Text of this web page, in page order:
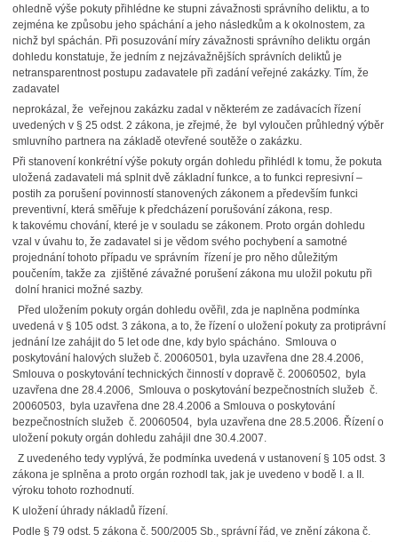
ohledně výše pokuty přihlédne ke stupni závažnosti správního deliktu, a to
zejména ke způsobu jeho spáchání a jeho následkům a k okolnostem, za
nichž byl spáchán. Při posuzování míry závažnosti správního deliktu orgán
dohledu konstatuje, že jedním z nejzávažnějších správních deliktů je
netransparentnost postupu zadavatele při zadání veřejné zakázky. Tím, že
zadavatel
neprokázal, že veřejnou zakázku zadal v některém ze zadávacích řízení
uvedených v § 25 odst. 2 zákona, je zřejmé, že byl vyloučen průhledný výběr
smluvního partnera na základě otevřené soutěže o zakázku.
Při stanovení konkrétní výše pokuty orgán dohledu přihlédl k tomu, že pokuta
uložená zadavateli má splnit dvě základní funkce, a to funkci represivní –
postih za porušení povinností stanovených zákonem a především funkci
preventivní, která směřuje k předcházení porušování zákona, resp.
k takovému chování, které je v souladu se zákonem. Proto orgán dohledu
vzal v úvahu to, že zadavatel si je vědom svého pochybení a samotné
projednání tohoto případu ve správním řízení je pro něho důležitým
poučením, takže za zjištěné závažné porušení zákona mu uložil pokutu při
dolní hranici možné sazby.
Před uložením pokuty orgán dohledu ověřil, zda je naplněna podmínka
uvedená v § 105 odst. 3 zákona, a to, že řízení o uložení pokuty za protiprávní
jednání lze zahájit do 5 let ode dne, kdy bylo spácháno. Smlouva o
poskytování halových služeb č. 20060501, byla uzavřena dne 28.4.2006,
Smlouva o poskytování technických činností v dopravě č. 20060502, byla
uzavřena dne 28.4.2006, Smlouva o poskytování bezpečnostních služeb č.
20060503, byla uzavřena dne 28.4.2006 a Smlouva o poskytování
bezpečnostních služeb č. 20060504, byla uzavřena dne 28.5.2006. Řízení o
uložení pokuty orgán dohledu zahájil dne 30.4.2007.
Z uvedeného tedy vyplývá, že podmínka uvedená v ustanovení § 105 odst. 3
zákona je splněna a proto orgán rozhodl tak, jak je uvedeno v bodě I. a II.
výroku tohoto rozhodnutí.
K uložení úhrady nákladů řízení.
Podle § 79 odst. 5 zákona č. 500/2005 Sb., správní řád, ve znění zákona č.